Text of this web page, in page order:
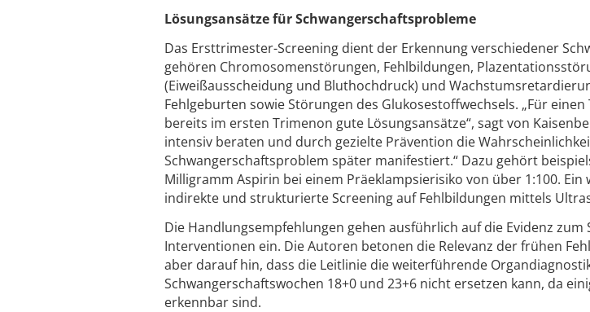
Lösungsansätze für Schwangerschaftsprobleme
Das Ersttrimester-Screening dient der Erkennung verschiedener
gehören Chromosomenstörungen, Fehlbildungen,
(Eiweißausscheidung und Bluthochdruck) und
Fehlgeburten sowie Störungen des Glukosestoffwechsels. „Für
bereits im ersten Trimenon gute Lösungsansätze“, sagt von
intensiv beraten und durch gezielte Prävention die
Schwangerschaftsproblem später manifestiert.“ Dazu gehört
Milligramm Aspirin bei einem Präeklampsierisiko von über 1:100. Ein
indirekte und strukturierte Screening auf Fehlbildungen mittels
Die Handlungsempfehlungen gehen ausführlich auf die Evidenz zum
Interventionen ein. Die Autoren betonen die Relevanz der frühen
aber darauf hin, dass die Leitlinie die weiterführende
Schwangerschaftswochen 18+0 und 23+6 nicht ersetzen kann, da
erkennbar sind.